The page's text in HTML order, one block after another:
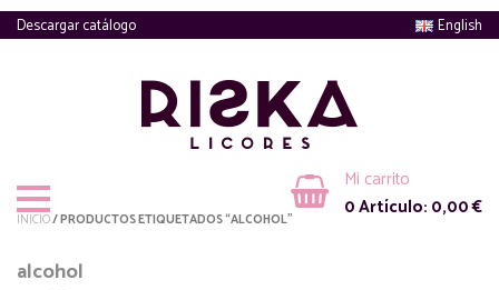
Descargar catálogo English
Mi carrito
0Artículo: 0,00€
INICIO/ PRODUCTOS ETIQUETADOS “ALCOHOL”
alcohol